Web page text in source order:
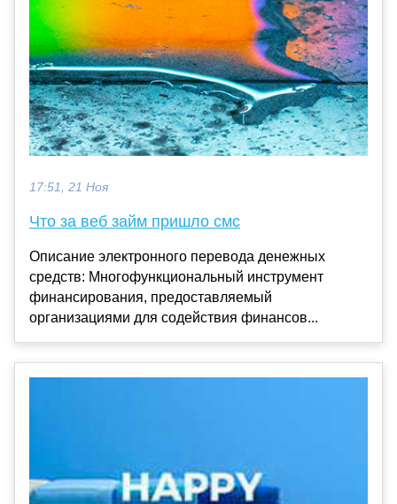
17:51, 21 Ноя
Что за веб займ пришло смс
Описание электронного перевода денежных
средств: Многофункциональный инструмент
финансирования, предоставляемый
организациями для содействия финансов...